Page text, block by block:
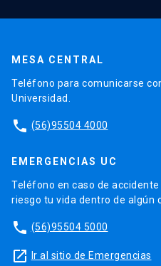
MESA CENTRAL
Teléfono para comunicarse
Universidad.
phone (56)95504 4000
EMERGENCIAS UC
Teléfono en caso de
riesgo tu vida dentro de algún
phone (56)95504 5000
launch Ir al sitio de Emergencias